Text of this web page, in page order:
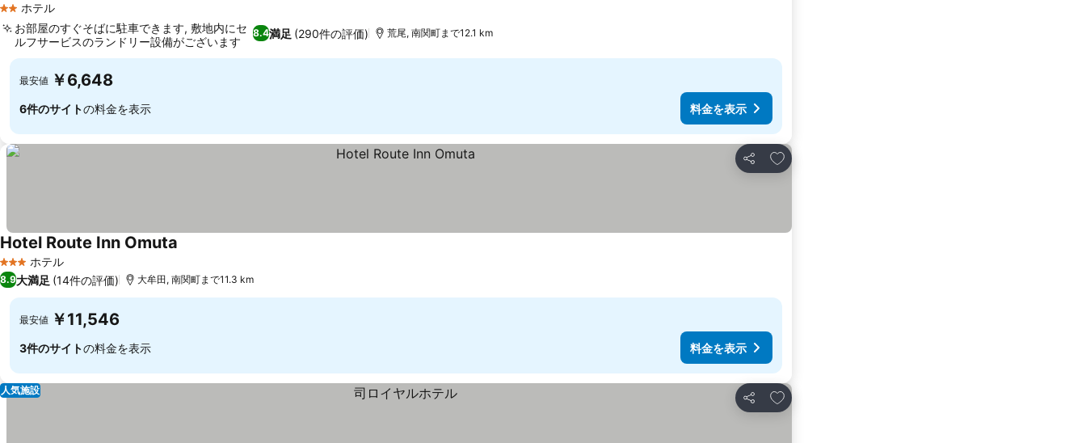
2 ホテルのランク
ホテル
8.4満足 (290件の評価)
お部屋のすぐそばに駐車できます, 敷地内にセ
ルフサービスのランドリー設備がございます
荒尾, 南関町まで12.1 km
最安値 ￥6,648
6件のサイトの料金を表示 料金を表示
シェア
お気に入りに追加
3 ホテルのランク
ホテル
Hotel Route Inn Omuta
8.9大満足 (14件の評価) 大牟田, 南関町まで11.3 km
最安値 ￥11,546
3件のサイトの料金を表示 料金を表示
シェア
お気に入りに追加
人気施設